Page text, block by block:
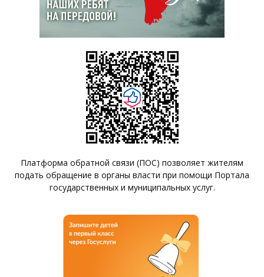
Платформа обратной связи (ПОС) позволяет жителям
подать обращение в органы власти при помощи Портала
государственных и муниципальных услуг.